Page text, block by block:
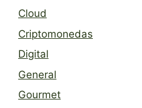
Cloud
Criptomonedas
Digital
General
Gourmet